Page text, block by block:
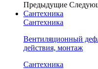
Предыдущие
Сантехника
Сантехника
Вентиляционный
действия, монтаж
Сантехника